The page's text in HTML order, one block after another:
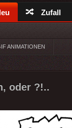
Zufall
ANIMATIONEN
oder ?!..